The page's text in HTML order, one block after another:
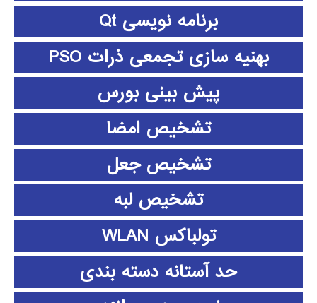
برنامه نویسی Qt
بهنیه سازی تجمعی ذرات PSO
پیش بینی بورس
تشخیص امضا
تشخیص جعل
تشخیص لبه
تولباکس WLAN
حد آستانه دسته بندی